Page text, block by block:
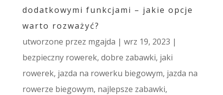
dodatkowymi funkcjami – jakie opcje
warto rozważyć?
utworzone przez mgajda | wrz 19, 2023 |
bezpieczny rowerek, dobre zabawki, jaki
rowerek, jazda na rowerku biegowym, jazda na
rowerze biegowym, najlepsze zabawki,